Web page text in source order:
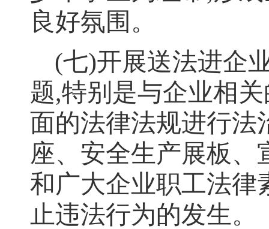
良好氛围 。
(七)开展送法进企
题,特别是与企业相
面的法律法规进行法
座、安全生产展板、
和广大企业职工法律
止违法行为的发生。